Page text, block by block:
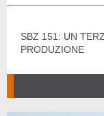
SBZ 151: UN
PRODUZIONE